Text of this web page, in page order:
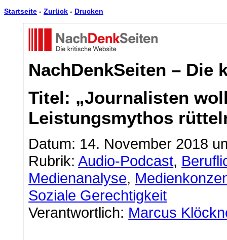
Startseite - Zurück - Drucken
NachDenkSeiten – Die
Titel: „Journalisten
Leistungsmythos
Datum: 14. November 2018
Rubrik:Audio-Podcast,
Medienanalyse,
Soziale Gerechtigkeit
Verantwortlich: Marcus